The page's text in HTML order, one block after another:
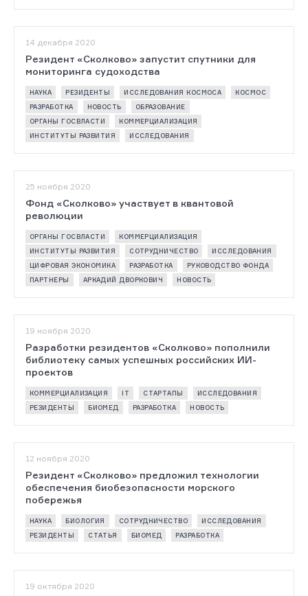
14 декабря 2020
Резидент «Сколково» запустит спутники для
мониторинга судоходства
НАУКА РЕЗИДЕНТЫ ИССЛЕДОВАНИЯ КОСМОСА
КОСМОС
РАЗРАБОТКА
НОВОСТЬ
ОБРАЗОВАНИЕ
ОРГАНЫ ГОСВЛАСТИ
КОММЕРЦИАЛИЗАЦИЯ
ИНСТИТУТЫ РАЗВИТИЯ
ИССЛЕДОВАНИЯ
25 ноября 2020
Фонд «Сколково» участвует в квантовой
революции
ОРГАНЫ ГОСВЛАСТИ
КОММЕРЦИАЛИЗАЦИЯ
ИНСТИТУТЫ РАЗВИТИЯ
СОТРУДНИЧЕСТВО
ИССЛЕДОВАНИЯ
ЦИФРОВАЯ ЭКОНОМИКА
РАЗРАБОТКА
РУКОВОДСТВО ФОНДА
ПАРТНЕРЫ
АРКАДИЙ ДВОРКОВИЧ НОВОСТЬ
19 ноября 2020
Разработки резидентов «Сколково» пополнили
библиотеку самых успешных российских ИИ-
проектов
КОММЕРЦИАЛИЗАЦИЯ IT СТАРТАПЫ
ИССЛЕДОВАНИЯ
РЕЗИДЕНТЫ
БИОМЕД РАЗРАБОТКА НОВОСТЬ
12 ноября 2020
Резидент «Сколково» предложил технологии
обеспечения биобезопасности морского
побережья
НАУКА БИОЛОГИЯ СОТРУДНИЧЕСТВО
ИССЛЕДОВАНИЯ
РЕЗИДЕНТЫ
СТАТЬЯ БИОМЕД РАЗРАБОТКА
19 октября 2020